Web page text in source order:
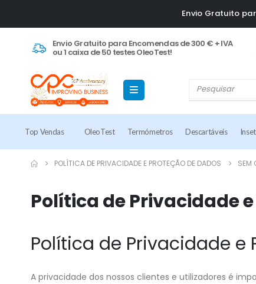
Envio Gratuito
Envio Gratuito para Encomendas de 300 € + IVA
ou 1 caixa de 50 testes OleoTest!
Top Vendas OleoTest Termómetros Descartáveis
POLÍTICA DE PRIVACIDADE E PROTEÇÃO DE DADOS SEM
Política de Privacidade
Política de Privacidade e
A privacidade dos nossos clientes e utilizadores é